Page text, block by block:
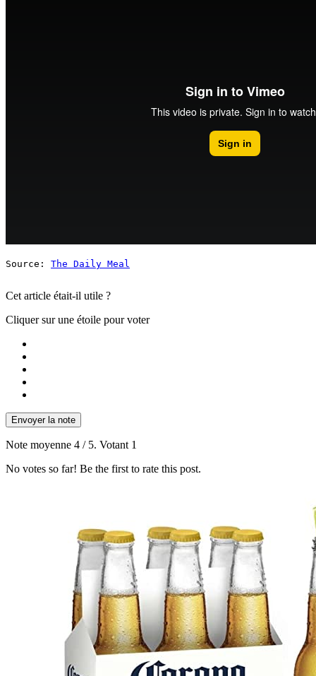
Source: The Daily Meal
Cet article était-il utile ?
Cliquer sur une étoile pour voter
Envoyer la note
Note moyenne 4 / 5. Votant 1
No votes so far! Be the first to rate this post.